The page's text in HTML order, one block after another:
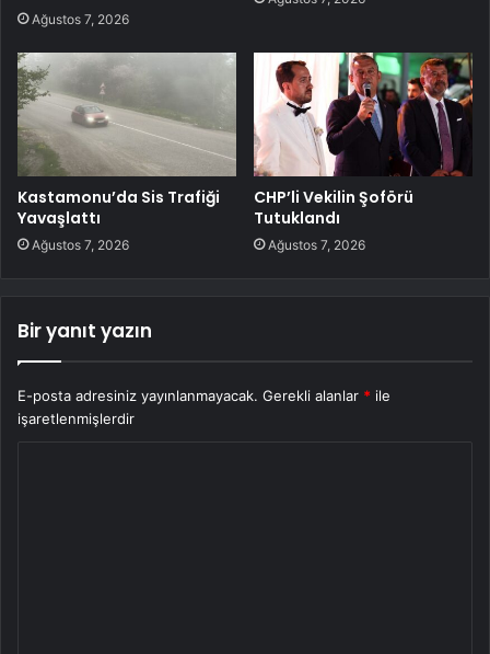
Ağustos 7, 2026
Kastamonu’da Sis Trafiği
Yavaşlattı
Ağustos 7, 2026
CHP’li Vekilin Şoförü
Tutuklandı
Ağustos 7, 2026
Bir yanıt yazın
E-posta adresiniz yayınlanmayacak. Gerekli alanlar * ile
işaretlenmişlerdir